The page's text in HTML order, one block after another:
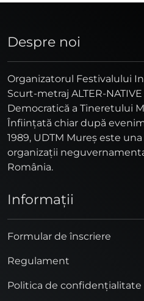
Despre noi
Organizatorul Festivalului
Scurt-metraj ALTER-
Democratică a Tineretului
Înfiinţată chiar după
1989, UDTM Mureş este
organizaţii
România.
Informaţii
Formular de înscriere
Regulament
Politica de confidențialitate